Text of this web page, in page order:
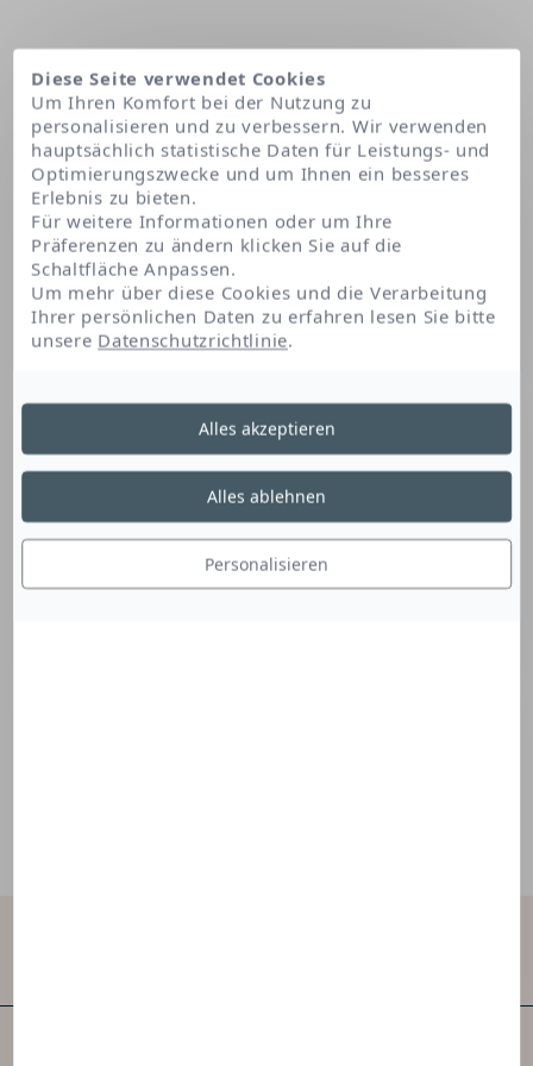
Startseite Sodium hyaluronate
Sodium Hyaluronate
Hyaluronsäure ist natürlich in der Haut
vorhanden. In dieser Form mit hohem
Molekulargewicht wird sie verwendet:
- als feuchtigkeitsspendendes Mittel, um den
Wassergehalt der oberen Schichten der
Diese Seite verwendet Cookies
Um Ihren Komfort bei der Nutzung zu
personalisieren und zu verbessern. Wir verwenden
hauptsächlich statistische Daten für Leistungs- und
Optimierungszwecke und um Ihnen ein besseres
Erlebnis zu bieten.
Für weitere Informationen oder um Ihre
Präferenzen zu ändern klicken Sie auf die
Schaltfläche Anpassen.
Um mehr über diese Cookies und die Verarbeitung
Ihrer persönlichen Daten zu erfahren lesen Sie bitte
unsere Datenschutzrichtlinie.
Personalisieren
Alles ablehnen
Alles akzeptieren